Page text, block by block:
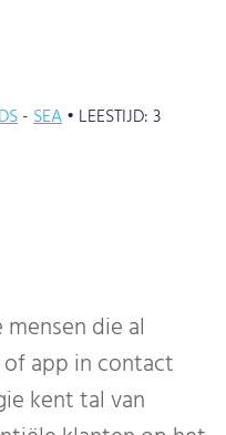
SEA• LEESTIJD:3
die al
app in contact
kent tal van